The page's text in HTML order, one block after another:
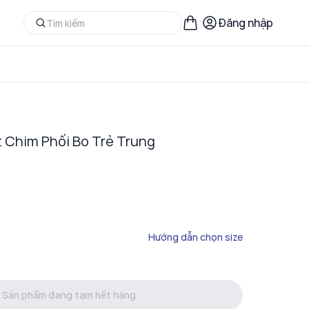
Đăng nhập
Chim Phối Bo Trẻ Trung
Hướng dẫn chọn size
Sản phẩm đang tạm hết hàng